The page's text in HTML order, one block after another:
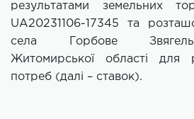
результатами земельних
UA20231106-17345 та
села Горбове
Житомирської області для
потреб (далі – ставок).